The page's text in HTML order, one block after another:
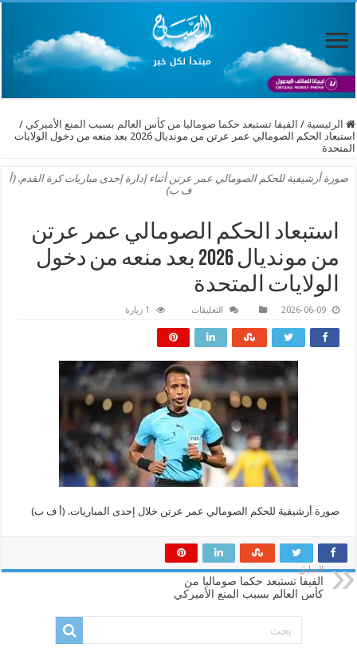
الرئيسية / الفيفا تستبعد حكما صوماليا من كأس العالم بسبب المنع الأميركي /
استبعاد الحكم الصومالي عمر عرتن من مونديال 2026 بعد منعه من دخول الولايات
المتحدة
صورة أرشيفية للحكم الصومالي عمر عرتن أثناء إدارة إحدى مباريات كرة القدم. (أ
ف ب)
استبعاد الحكم الصومالي عمر عرتن
من مونديال 2026 بعد منعه من دخول
الولايات المتحدة
2026-06-09 التعليقات
الحكم
الصومالي
عرتن
من
مونديال
2026
بعد
منعه
من
دخول
الولايات
المتحدة
مغلقة
1 زيارة
صورة أرشيفية للحكم الصومالي عمر عرتن خلال إحدى المباريات. (أ ف ب)
السابق
الفيفا تستبعد حكما صوماليا من
كأس العالم بسبب المنع الأميركي